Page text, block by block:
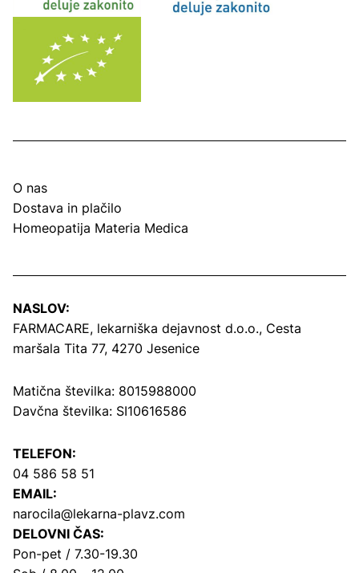
O nas
Dostava in plačilo
Homeopatija Materia Medica
NASLOV:
FARMACARE, lekarniška dejavnost d.o.o., Cesta
maršala Tita 77, 4270 Jesenice
Matična številka: 8015988000
Davčna številka: SI10616586
TELEFON:
04 586 58 51
EMAIL:
narocila@lekarna-plavz.com
DELOVNI ČAS:
Pon-pet / 7.30-19.30